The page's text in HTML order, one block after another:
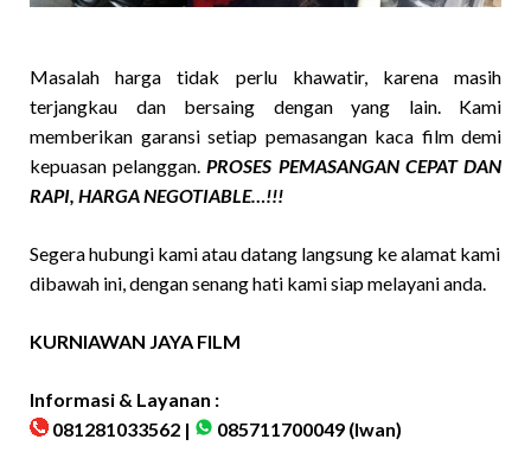
Masalah harga tidak perlu khawatir, karena masih
terjangkau dan bersaing dengan yang lain. Kami
memberikan garansi setiap pemasangan kaca film demi
kepuasan pelanggan. PROSES PEMASANGAN CEPAT DAN
RAPI, HARGA NEGOTIABLE…!!!
Segera hubungi kami atau datang langsung ke alamat kami
dibawah ini, dengan senang hati kami siap melayani anda.
KURNIAWAN JAYA FILM
Informasi & Layanan :
081281033562 |
085711700049 (Iwan)